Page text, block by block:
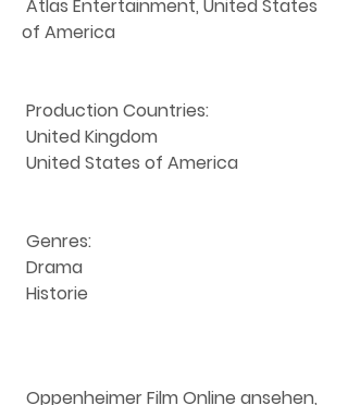
of America
Production Countries:
United Kingdom
United States of America
Genres:
Drama
Historie